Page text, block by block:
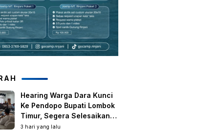
Hearing Warga Dara Kunci
Ke Pendopo Bupati Lombok
Timur, Segera Selesaikan
Konflik Agraria Eks HGU
3 hari yang lalu